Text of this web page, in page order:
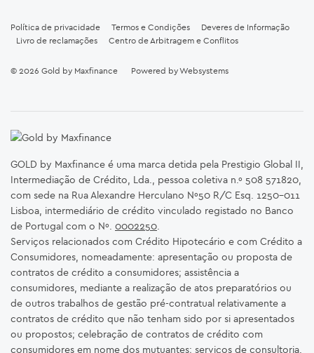
Política de privacidade Termos e Condições
Deveres de Informação
Livro de reclamações
Centro de Arbitragem e Conflitos
© 2026 Gold by Maxfinance Powered byWebsystems
GOLD by Maxfinance é uma marca detida pela Prestigio Global II,
Intermediação de Crédito, Lda., pessoa coletiva n.º 508 571820,
com sede na Rua Alexandre Herculano Nº50 R/C Esq. 1250-011
Lisboa, intermediário de crédito vinculado registado no Banco
de Portugal com o Nº. 0002250.
Serviços relacionados com Crédito Hipotecário e com Crédito a
Consumidores, nomeadamente: apresentação ou proposta de
contratos de crédito a consumidores; assistência a
consumidores, mediante a realização de atos preparatórios ou
de outros trabalhos de gestão pré-contratual relativamente a
contratos de crédito que não tenham sido por si apresentados
ou propostos; celebração de contratos de crédito com
consumidores em nome dos mutuantes; serviços de consultoria.